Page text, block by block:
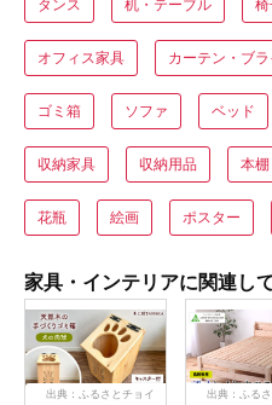
タンス 机・テーブル 椅
オフィス家具 カーテン・ブ
ゴミ箱 ソファ ベッド
収納家具 収納用品 本棚
花瓶 絵画 ポスター
家具・インテリアに関連し
出典：ふるさとチョイ
出典：ふる